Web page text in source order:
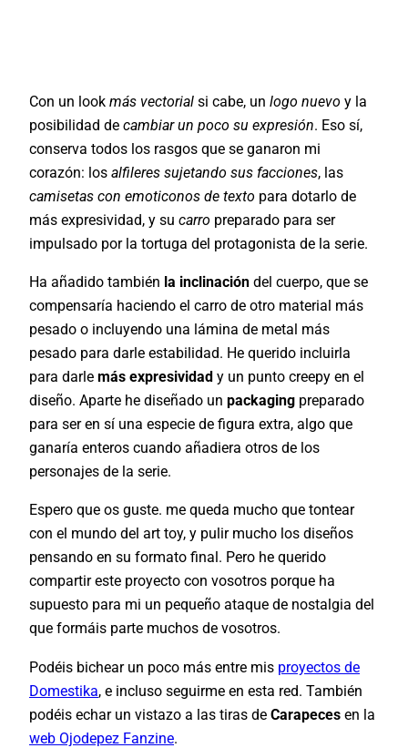
Con un look más vectorial si cabe, un logo nuevo y la
posibilidad de cambiar un poco su expresión. Eso sí,
conserva todos los rasgos que se ganaron mi
corazón: los alfileres sujetando sus facciones, las
camisetas con emoticonos de texto para dotarlo de
más expresividad, y su carro preparado para ser
impulsado por la tortuga del protagonista de la serie.
Ha añadido también la inclinación del cuerpo, que se
compensaría haciendo el carro de otro material más
pesado o incluyendo una lámina de metal más
pesado para darle estabilidad. He querido incluirla
para darle más expresividad y un punto creepy en el
diseño. Aparte he diseñado un packaging preparado
para ser en sí una especie de figura extra, algo que
ganaría enteros cuando añadiera otros de los
personajes de la serie.
Espero que os guste. me queda mucho que tontear
con el mundo del art toy, y pulir mucho los diseños
pensando en su formato final. Pero he querido
compartir este proyecto con vosotros porque ha
supuesto para mi un pequeño ataque de nostalgia del
que formáis parte muchos de vosotros.
Podéis bichear un poco más entre mis proyectos de
Domestika, e incluso seguirme en esta red. También
podéis echar un vistazo a las tiras de Carapeces en la
web Ojodepez Fanzine.